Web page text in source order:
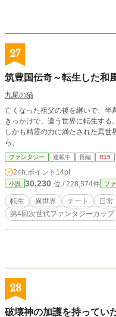
27
筑豊国伝奇～転生した和
九尾の猫
亡くなった祖父の後を継いで、半農半猟の
きっかけで、違う世界に転生する。 そこは中世日本の面影が色濃い和風世界。
しかも精霊の力に満たされた異
ら。
ファンタジー 連載中 長編 R15
24h.ポイント 14pt
小説 30,230 位 / 228,574件 フ
転生 異世界 チート 日常
第4回次世代ファンタジーカップ
28
破壊神の加護を持って